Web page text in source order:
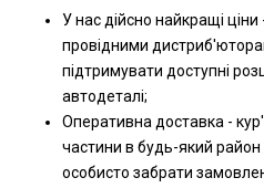
У нас дійсно найкращі
провідними
підтримувати доступні
автодеталі;
Оперативна доставка -
частини в будь-який
особисто забрати